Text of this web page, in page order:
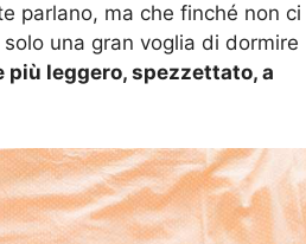
parlano, ma che finché non ci
una gran voglia di dormire
leggero, spezzettato, a